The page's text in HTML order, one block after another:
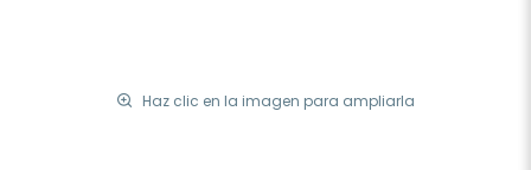
Haz clic en la imagen para ampliarla